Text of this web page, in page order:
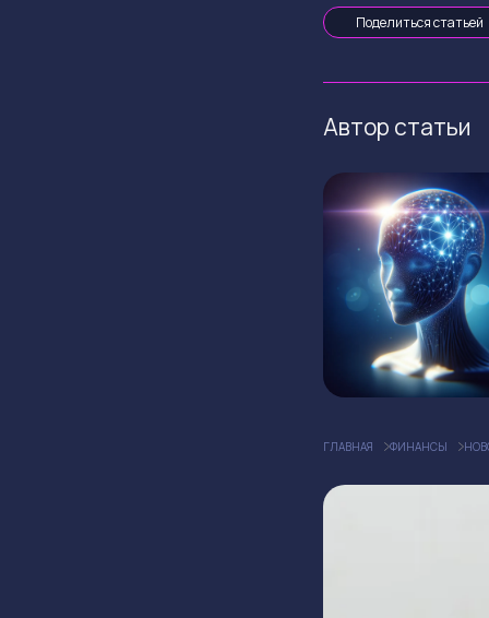
Поделиться статьей
Автор статьи
ГЛАВНАЯ ФИНАНСЫ